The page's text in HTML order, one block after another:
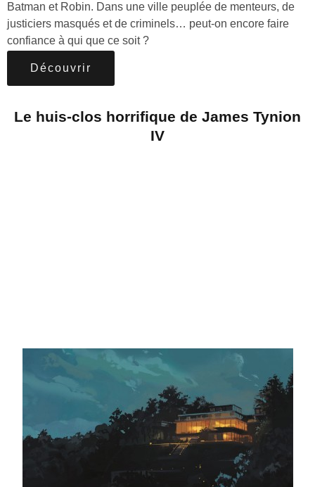
Batman et Robin. Dans une ville peuplée de menteurs, de
justiciers masqués et de criminels… peut-on encore faire
confiance à qui que ce soit ?
Découvrir
Le huis-clos horrifique de James Tynion
IV